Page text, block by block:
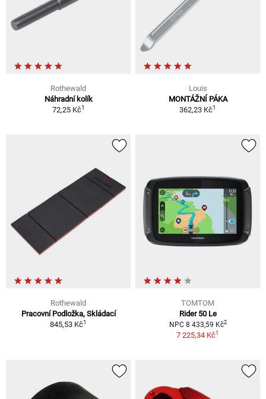
Rothewald
Náhradní kolík
72,25 Kč1
Louis
MONTÁŽNÍ PÁKA
362,23 Kč1
Rothewald
Pracovní Podložka, Skládací
845,53 Kč1
TOMTOM
Rider 50 Le
NPC 8 433,59 Kč2
7 225,34 Kč1